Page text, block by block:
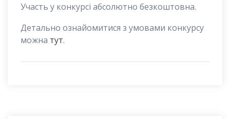
Участь у конкурсі абсолютно безкоштовна.
Детально ознайомитися з умовами конкурсу
можна тут.